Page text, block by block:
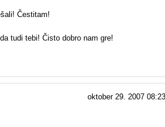
Čestitam!
tudi tebi! Čisto dobro nam gre!
oktober 29. 2007 08:23